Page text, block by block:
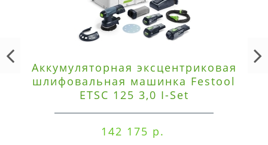
Аккумуляторная эксцентриковая
шлифовальная машинка Festool
ETSC 125 3,0 I-Set
142 175 р.